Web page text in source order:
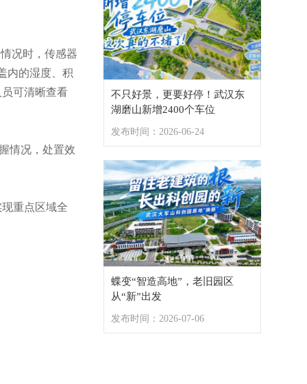
百名选手同场展风采！武汉这场环卫“比武”超有料
况时，传感器
内的湿度、积
可清晰查看
情况，处置效
重点区域全
不只好景，更要好停！武汉东
湖磨山新增2400个车位
发布时间：2026-06-24
蝶变“智造高地”，老旧园区
从“新”出发
发布时间：2026-07-06